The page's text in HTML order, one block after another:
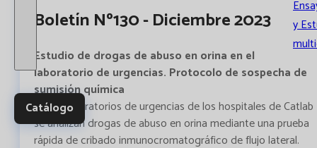
y
Catálogo
Boletín Nº130 - Diciembre 2023
Estudio de drogas de abuso en orina en el
laboratorio de urgencias. Protocolo de sospecha de
sumisión química
En los laboratorios de urgencias de los hospitales de Catlab
se analizan drogas de abuso en orina mediante una prueba
rápida de cribado inmunocromatográfico de flujo lateral.